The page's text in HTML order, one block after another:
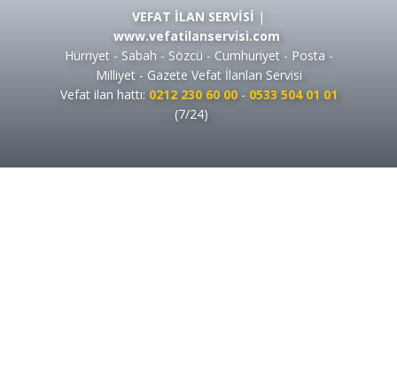
VEFAT İLAN SERVİSİ |
www.vefatilanservisi.com
Hürriyet - Sabah - Sözcü - Cumhuriyet - Posta -
Milliyet - Gazete Vefat İlanları Servisi
Vefat ilan hattı: 0212 230 60 00 - 0533 504 01 01
(7/24)